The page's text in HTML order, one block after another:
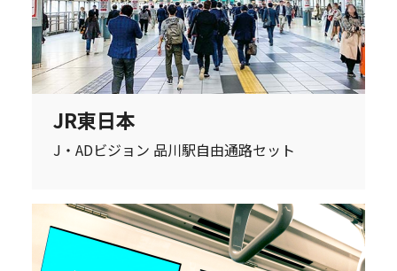
JR東日本
J・ADビジョン 品川駅自由通路セット